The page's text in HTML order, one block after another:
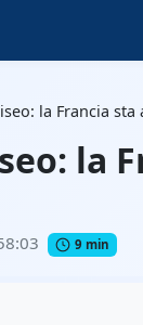
la Francia
la
9 min